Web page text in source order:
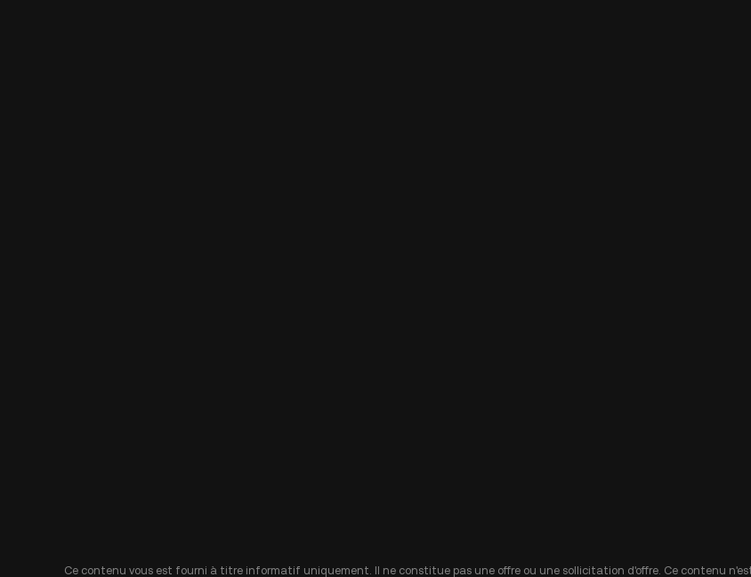
Ce contenu vous est fourni à titre informatif uniquement. Il ne constitue pas une offre ou une sollicitation d'offre. Ce contenu